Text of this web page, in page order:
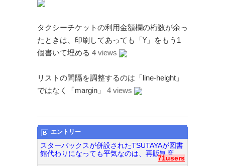
タクシーチケットの利用金額欄の桁数が余っ
たときは、印刷してあっても「¥」をもう1
個書いて埋める 4 views
リストの間隔を調整するのは「line-height」
ではなく「margin」
4 views
エントリー
スターバックスが併設されたTSUTAYAが図書
館代わりになっても平気なのは、再販制度...
71users